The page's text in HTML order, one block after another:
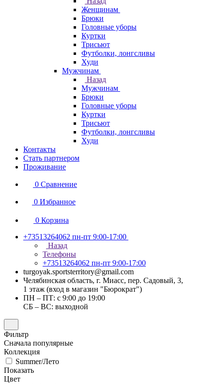
Женщинам
Брюки
Головные уборы
Куртки
Трисьют
Футболки, лонгсливы
Худи
Мужчинам
Назад
Мужчинам
Брюки
Головные уборы
Куртки
Трисьют
Футболки, лонгсливы
Худи
Контакты
Стать партнером
Проживание
0 Сравнение
0 Избранное
0 Корзина
+73513264062 пн-пт 9:00-17:00
Назад
Телефоны
+73513264062 пн-пт 9:00-17:00
turgoyak.sportsterritory@gmail.com
Челябинская область, г. Миасс, пер. Садовый, 3,
1 этаж (вход в магазин "Бюрократ")
ПН – ПТ: с 9:00 до 19:00
СБ – ВС: выходной
Фильтр
Сначала популярные
Коллекция
Summer/Лето
Показать
Цвет